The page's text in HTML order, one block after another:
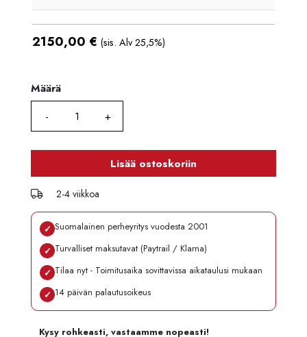
2150,00 € (sis. Alv 25,5%)
Määrä
Määrä
Lisää ostoskoriin
2-4 viikkoa
✓ Suomalainen perheyritys vuodesta 2001
✓ Turvalliset maksutavat (Paytrail / Klarna)
✓ Tilaa nyt - Toimitusaika sovittavissa aikataulusi mukaan
✓ 14 päivän palautusoikeus
Kysy rohkeasti, vastaamme nopeasti!